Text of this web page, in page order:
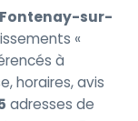
sur-
«
à
horaires, avis
adresses de